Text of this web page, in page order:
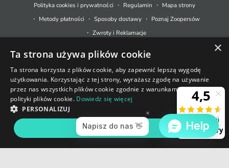
DODAJ DO KOSZYKA
Ostatnie sztuki!
Nie przegap okazji!
y
p
ł
a
t
n
o
c
© 2026,Zoopers.pl. Technologia Shopify
Polityka cookies i prywatności Regulamin
Mapa strony
Metody płatności
Sposoby dostawy
Poznaj Zoopersów
Zwroty i Reklamacje
+48 733 550 021
sklep@zoopers.pl
Godziny pracy infolinii
poniedziałek - piątek: 8 - 17
×
Ta strona używa plików cookie
Ta strona korzysta z plików cookie, aby zapewnić lepszą wygodę
użytkowania. Korzystając z tej strony, wyrażasz zgodę na używanie
przez nas wszystkich plików cookie zgodnie z warunkami naszej
polityki plików cookie. Dowiedz się więcej
PERSONALIZUJ
AKCEPTUJ WSZYSTKIE